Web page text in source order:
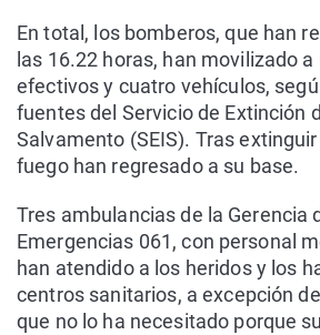
En total, los bomberos, que han
las 16.22 horas, han movilizado
efectivos y cuatro vehículos,
fuentes del Servicio de Extinción
Salvamento (SEIS). Tras
fuego han regresado a su base.
Tres ambulancias de la Gerencia
Emergencias 061, con personal
han atendido a los heridos y los
centros sanitarios, a excepción
que no lo ha necesitado porque